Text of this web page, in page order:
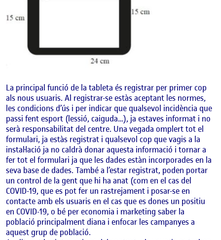
La principal funció de la tableta és registrar per primer cop
als nous usuaris. Al registrar-se estàs aceptant les normes,
les condicions d’ús i per indicar que qualsevol incidència que
passi fent esport (lessió, caiguda…), ja estaves informat i no
serà responsabilitat del centre. Una vegada omplert tot el
formulari, ja estàs registrat i qualsevol cop que vagis a la
instal·lació ja no caldrà donar aquesta informació i tornar a
fer tot el formulari ja que les dades estàn incorporades en la
seva base de dades. També a l’estar registrat, poden portar
un control de la gent que hi ha anat (com en el cas del
COVID-19, que es pot fer un rastrejament i posar-se en
contacte amb els usuaris en el cas que es dones un positiu
en COVID-19, o bé per economia i marketing saber la
població principalment diana i enfocar les campanyes a
aquest grup de població.